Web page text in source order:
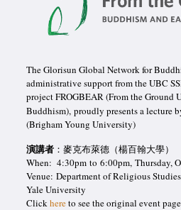
The Glorisun Global Network for
administrative support from the UBC
project FROGBEAR (From the Ground
Buddhism), proudly presents a lecture
(Brigham Young University)
演講者：麥克布萊德（楊百翰大學）
When: 4:30pmto 6:00pm, Thursday,
Venue: Department of Religious
Yale University
Clickhereto see the original event